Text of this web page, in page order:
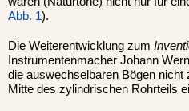
Abb. 1).
Die Weiterentwicklung zum
Instrumentenmacher Johann
die auswechselbaren Bögen
Mitte des zylindrischen Rohrteils